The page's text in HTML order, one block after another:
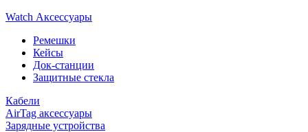
Watch Аксессуары
Ремешки
Кейсы
Док-станции
Защитные стекла
Кабели
AirTag аксессуары
Зарядные устройства